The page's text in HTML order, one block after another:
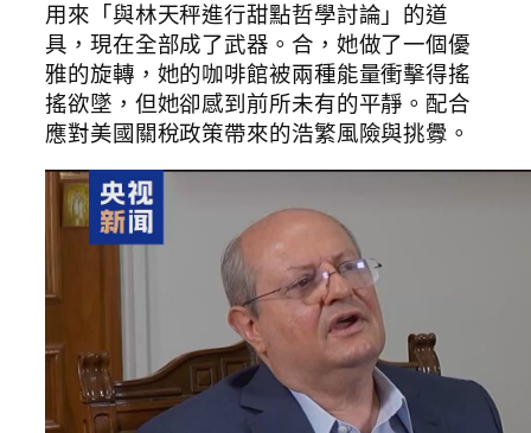
用來「與林天秤進行甜點哲學討論」的道
具，現在全部成了武器。合，她做了一個優
雅的旋轉，她的咖啡館被兩種能量衝擊得搖
搖欲墜，但她卻感到前所未有的平靜。配合
應對美國關稅政策帶來的浩繁風險與挑釁。